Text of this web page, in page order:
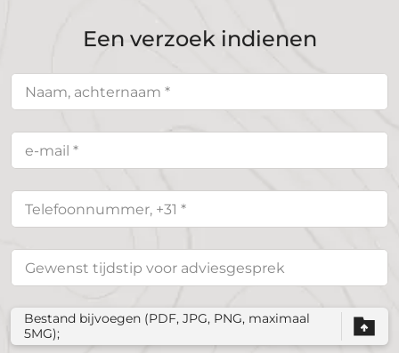
Een verzoek indienen
Bestand bijvoegen (PDF, JPG, PNG, maximaal
5MG);